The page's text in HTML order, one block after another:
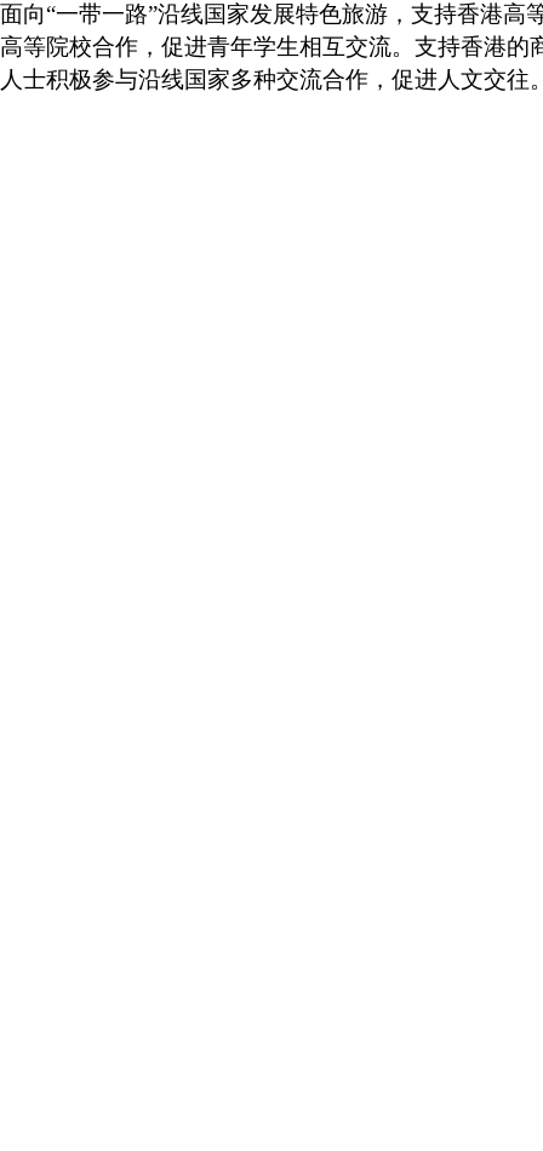
面向“一带一路”沿线国家发展特色旅游，支持香港高
高等院校合作，促进青年学生相互交流。支持香港的
人士积极参与沿线国家多种交流合作，促进人文交往